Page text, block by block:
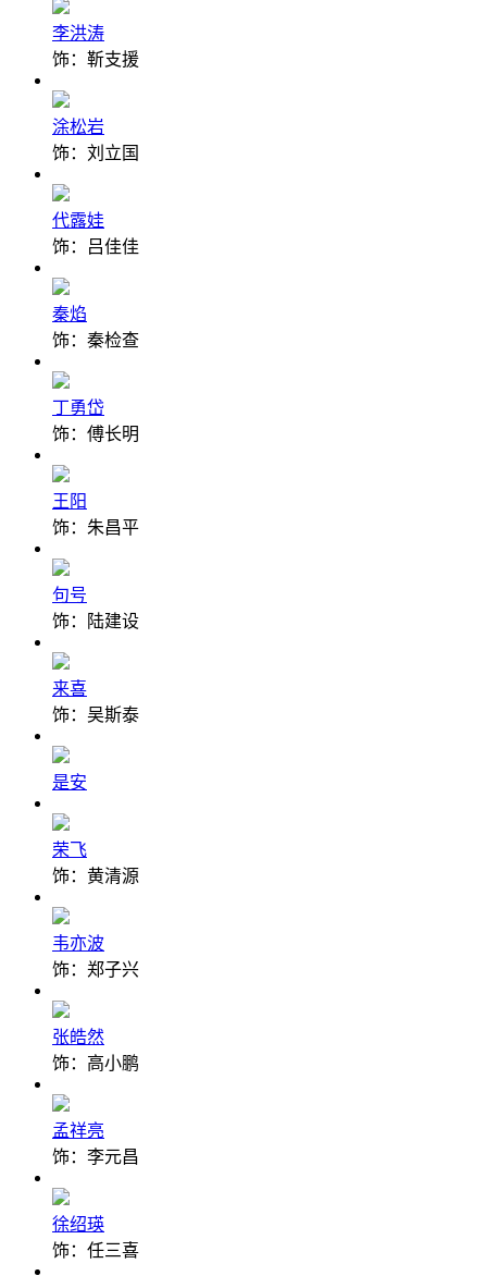
李洪涛
饰：靳支援
涂松岩
饰：刘立国
代露娃
饰：吕佳佳
秦焰
饰：秦检查
丁勇岱
饰：傅长明
王阳
饰：朱昌平
句号
饰：陆建设
来喜
饰：吴斯泰
是安
荣飞
饰：黄清源
韦亦波
饰：郑子兴
张皓然
饰：高小鹏
孟祥亮
饰：李元昌
徐绍瑛
饰：任三喜